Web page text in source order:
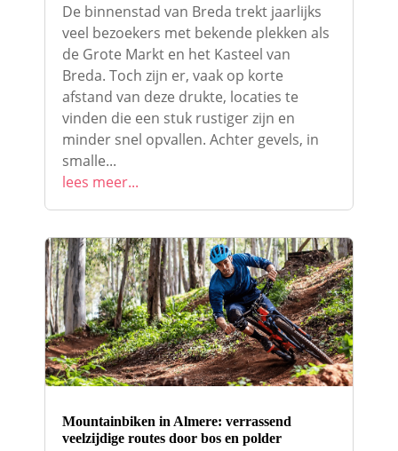
De binnenstad van Breda trekt jaarlijks
veel bezoekers met bekende plekken als
de Grote Markt en het Kasteel van
Breda. Toch zijn er, vaak op korte
afstand van deze drukte, locaties te
vinden die een stuk rustiger zijn en
minder snel opvallen. Achter gevels, in
smalle...
lees meer...
Mountainbiken in Almere: verrassend
veelzijdige routes door bos en polder